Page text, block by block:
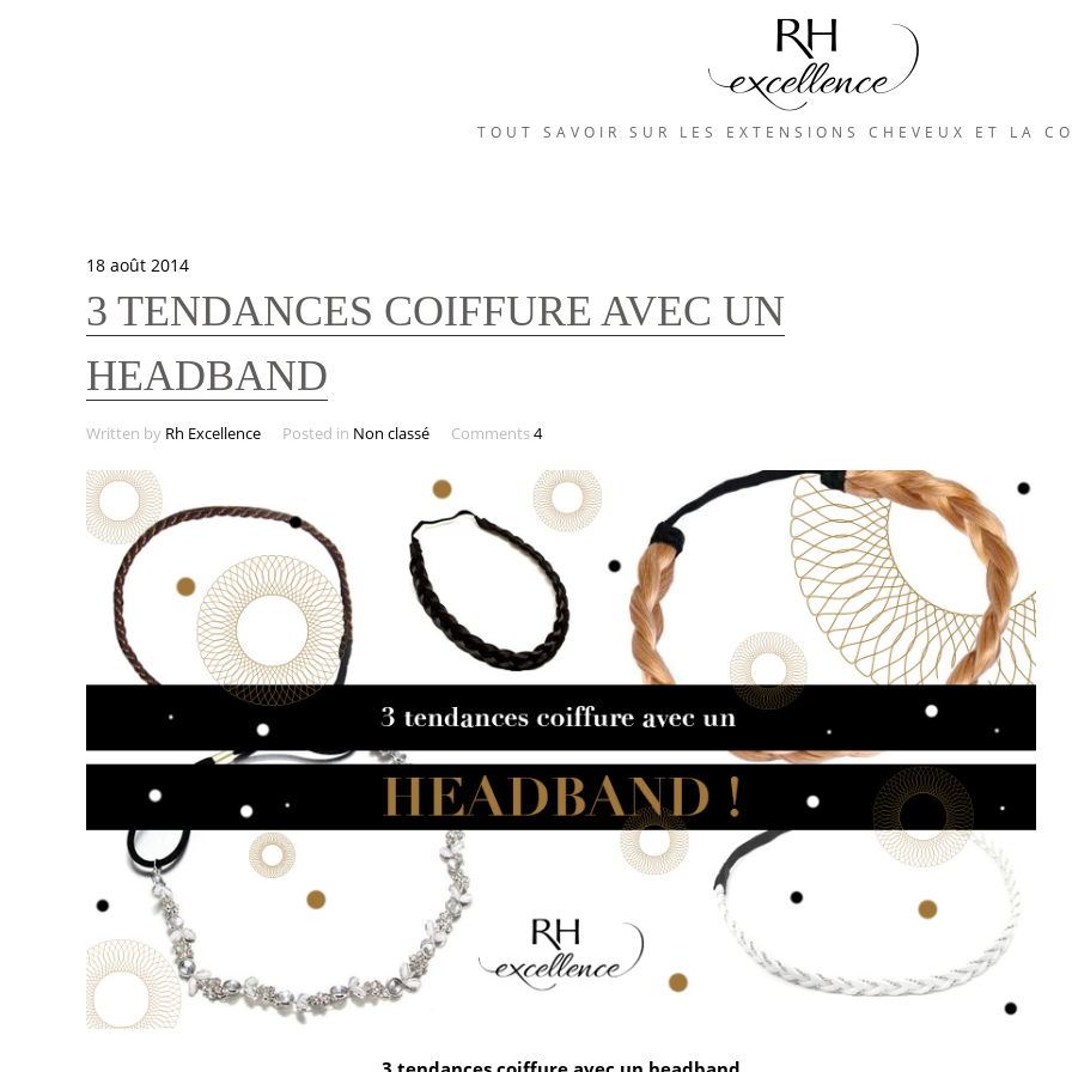
TOUT SAVOIR SUR LES EXTENSIONS CHEVEUX ET LA
18 août 2014
3 TENDANCES COIFFURE AVEC UN
HEADBAND
Written by Rh Excellence Posted in Non classé Comments4